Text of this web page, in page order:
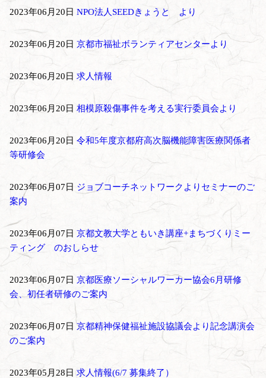
2023年06月20日 NPO法人SEEDきょうと より
2023年06月20日 京都市福祉ボランティアセンターより
2023年06月20日 求人情報
2023年06月20日 相模原殺傷事件を考える実行委員会より
2023年06月20日 令和5年度京都府高次脳機能障害医療関係者
等研修会
2023年06月07日 ジョブコーチネットワークよりセミナーのご
案内
2023年06月07日 京都文教大学ともいき講座+まちづくりミー
ティング のおしらせ
2023年06月07日 京都医療ソーシャルワーカー協会6月研修
会、初任者研修のご案内
2023年06月07日京都精神保健福祉施設協議会より記念講演会
のご案内
2023年05月28日 求人情報(6/7 募集終了）